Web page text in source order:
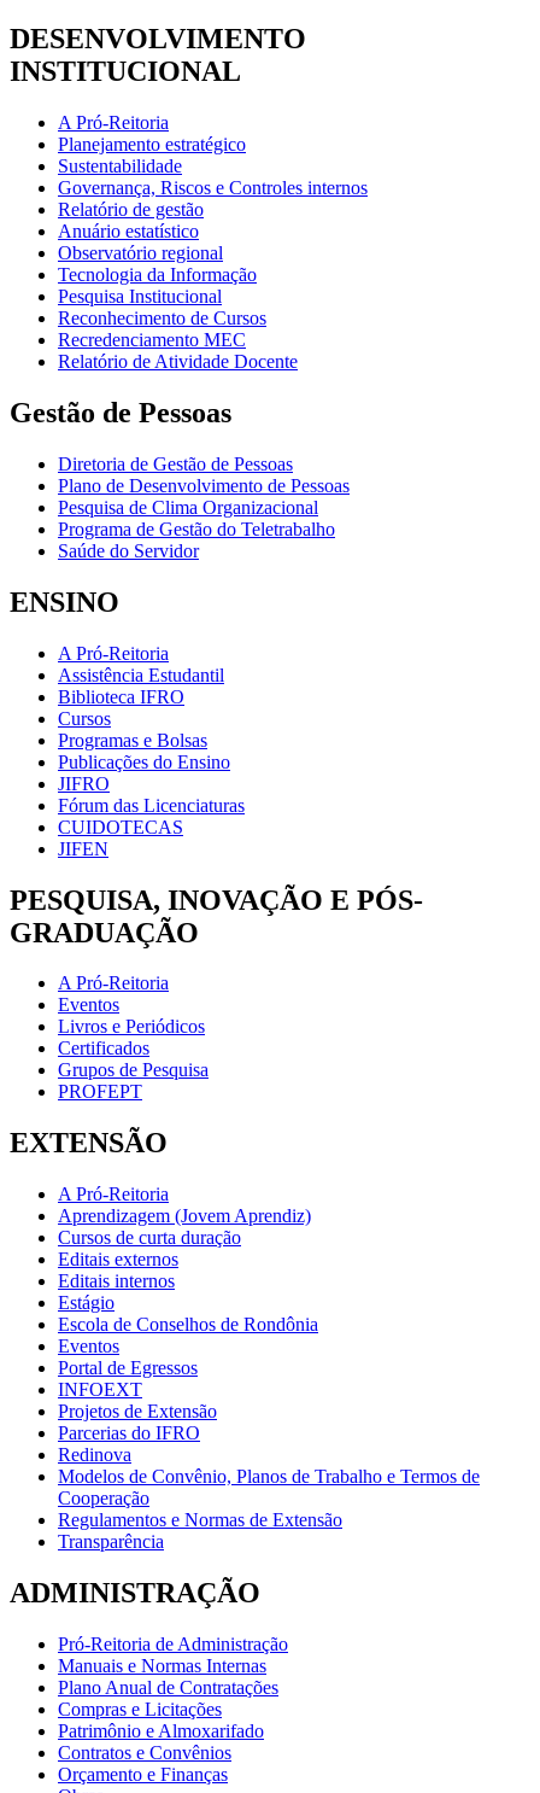
DESENVOLVIMENTO
INSTITUCIONAL
A Pró-Reitoria
Planejamento estratégico
Sustentabilidade
Governança, Riscos e Controles internos
Relatório de gestão
Anuário estatístico
Observatório regional
Tecnologia da Informação
Pesquisa Institucional
Reconhecimento de Cursos
Recredenciamento MEC
Relatório de Atividade Docente
Gestão de Pessoas
Diretoria de Gestão de Pessoas
Plano de Desenvolvimento de Pessoas
Pesquisa de Clima Organizacional
Programa de Gestão do Teletrabalho
Saúde do Servidor
ENSINO
A Pró-Reitoria
Assistência Estudantil
Biblioteca IFRO
Cursos
Programas e Bolsas
Publicações do Ensino
JIFRO
Fórum das Licenciaturas
CUIDOTECAS
JIFEN
PESQUISA, INOVAÇÃO E PÓS-
GRADUAÇÃO
A Pró-Reitoria
Eventos
Livros e Periódicos
Certificados
Grupos de Pesquisa
PROFEPT
EXTENSÃO
A Pró-Reitoria
Aprendizagem (Jovem Aprendiz)
Cursos de curta duração
Editais externos
Editais internos
Estágio
Escola de Conselhos de Rondônia
Eventos
Portal de Egressos
INFOEXT
Projetos de Extensão
Parcerias do IFRO
Redinova
Modelos de Convênio, Planos de Trabalho e Termos de
Cooperação
Regulamentos e Normas de Extensão
Transparência
ADMINISTRAÇÃO
Pró-Reitoria de Administração
Manuais e Normas Internas
Plano Anual de Contratações
Compras e Licitações
Patrimônio e Almoxarifado
Contratos e Convênios
Orçamento e Finanças